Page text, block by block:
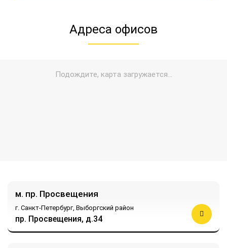
Адреса офисов
м. пр. Просвещения
г. Санкт-Петербург, Выборгский район
пр. Просвещения, д.34